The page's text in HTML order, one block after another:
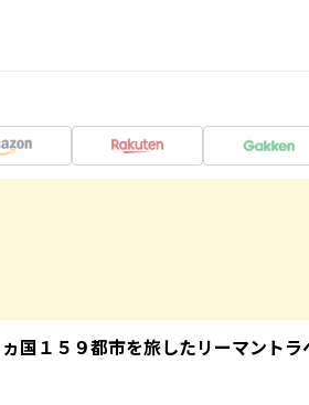
国１５９都市を旅したリーマントラ